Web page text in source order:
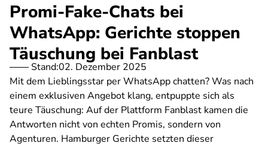
Promi-Fake-Chats bei
WhatsApp: Gerichte stoppen
Täuschung bei Fanblast
Stand:02. Dezember 2025
Mit dem Lieblingsstar per WhatsApp chatten? Was nach
einem exklusiven Angebot klang, entpuppte sich als
teure Täuschung: Auf der Plattform Fanblast kamen die
Antworten nicht von echten Promis, sondern von
Agenturen. Hamburger Gerichte setzten dieser